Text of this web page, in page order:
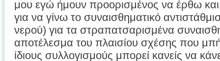
μου εγώ ήμουν προορισμένος να έρθω
για να γίνω το συναισθηματικό
νερού) για τα στραπατσαρισμένα
αποτέλεσμα του πλαισίου σχέσης που
ίδιους συλλογισμούς μπορεί κανείς να